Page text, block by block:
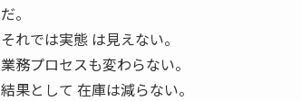
だ。
それでは実態 は見えない。
業務プロセスも変わらない。
結果として 在庫は減らない。